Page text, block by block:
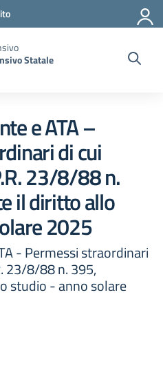
Statale
e ATA –
di cui
23/8/88 n.
il diritto allo
2025
- Permessi straordinari
23/8/88 n. 395,
studio - anno solare